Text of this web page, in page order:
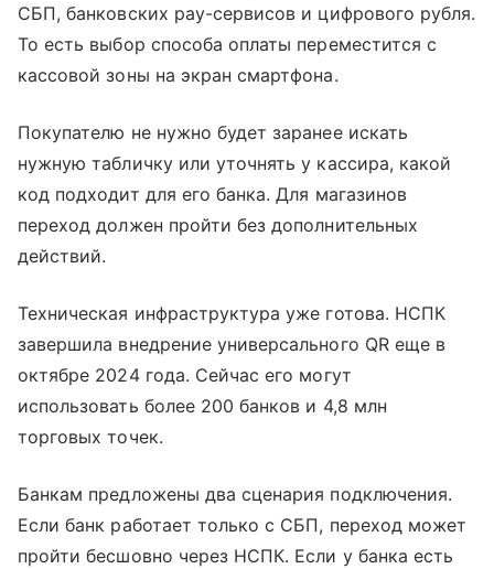
СБП, банковских pay-сервисов и цифрового рубля.
То есть выбор способа оплаты переместится с
кассовой зоны на экран смартфона.
Покупателю не нужно будет заранее искать
нужную табличку или уточнять у кассира, какой
код подходит для его банка. Для магазинов
переход должен пройти без дополнительных
действий.
Техническая инфраструктура уже готова. НСПК
завершила внедрение универсального QR еще в
октябре 2024 года. Сейчас его могут
использовать более 200 банков и 4,8 млн
торговых точек.
Банкам предложены два сценария подключения.
Если банк работает только с СБП, переход может
пройти бесшовно через НСПК. Если у банка есть